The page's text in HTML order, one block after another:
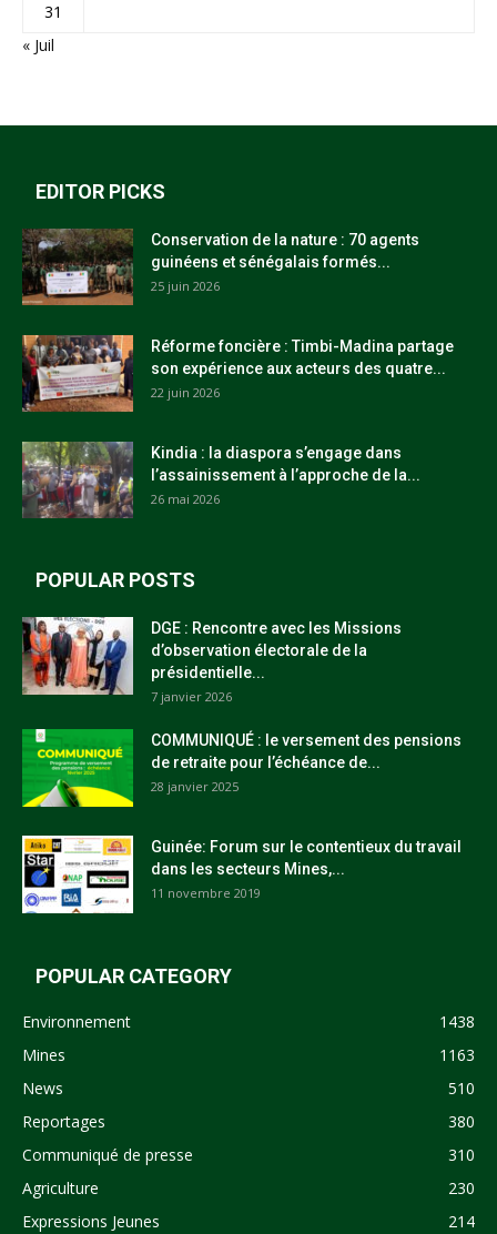
31
« Juil
EDITOR PICKS
Conservation de la nature : 70 agents
guinéens et sénégalais formés...
25 juin 2026
Réforme foncière : Timbi-Madina partage
son expérience aux acteurs des quatre...
22 juin 2026
Kindia : la diaspora s’engage dans
l’assainissement à l’approche de la...
26 mai 2026
POPULAR POSTS
DGE : Rencontre avec les Missions
d’observation électorale de la
présidentielle...
7 janvier 2026
COMMUNIQUÉ : le versement des pensions
de retraite pour l’échéance de...
28 janvier 2025
Guinée: Forum sur le contentieux du travail
dans les secteurs Mines,...
11 novembre 2019
POPULAR CATEGORY
Environnement
1438
Mines
1163
News
510
Reportages
380
Communiqué de presse
310
Agriculture
230
Expressions Jeunes
214